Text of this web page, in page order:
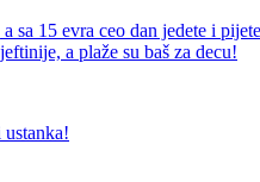
sa 15 evra ceo dan jedete i
a plaže su baš za decu!